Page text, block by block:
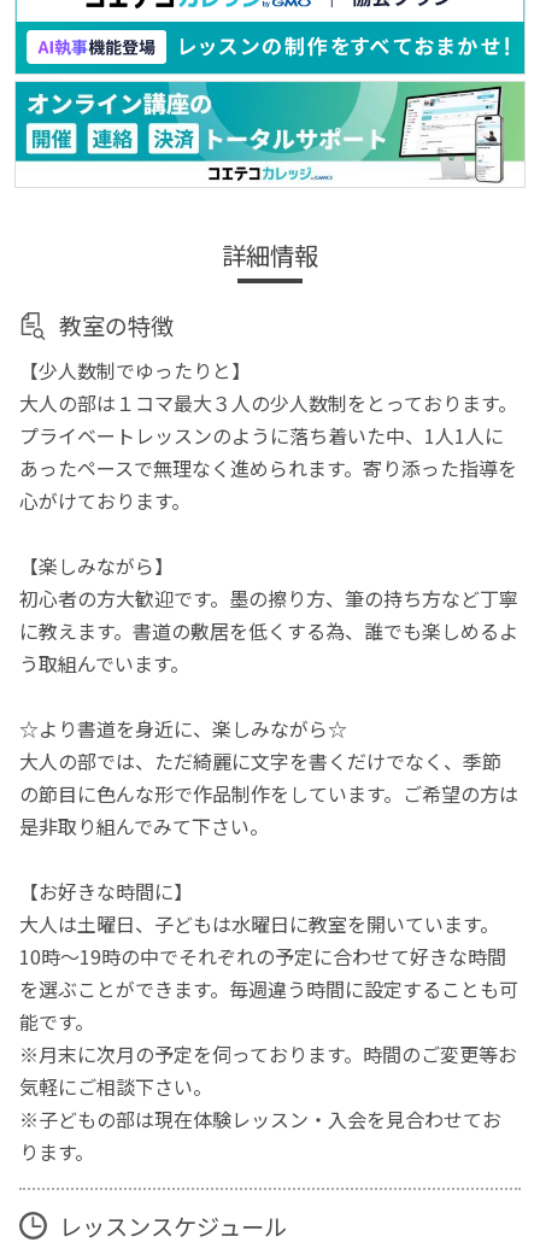
詳細情報
教室の特徴
【少人数制でゆったりと】
大人の部は１コマ最大３人の少人数制をとっております。
プライベートレッスンのように落ち着いた中、1人1人に
あったペースで無理なく進められます。寄り添った指導を
心がけております。
【楽しみながら】
初心者の方大歓迎です。墨の擦り方、筆の持ち方など丁寧
に教えます。書道の敷居を低くする為、誰でも楽しめるよ
う取組んでいます。
☆より書道を身近に、楽しみながら☆
大人の部では、ただ綺麗に文字を書くだけでなく、季節
の節目に色んな形で作品制作をしています。ご希望の方は
是非取り組んでみて下さい。
【お好きな時間に】
大人は土曜日、子どもは水曜日に教室を開いています。
10時〜19時の中でそれぞれの予定に合わせて好きな時間
を選ぶことができます。毎週違う時間に設定することも可
能です。
※月末に次月の予定を伺っております。時間のご変更等お
気軽にご相談下さい。
※子どもの部は現在体験レッスン・入会を見合わせてお
ります。
レッスンスケジュール